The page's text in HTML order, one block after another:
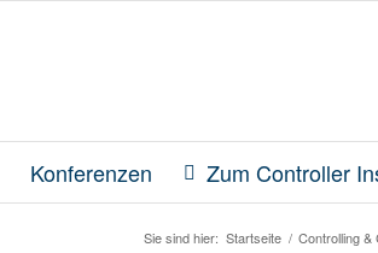
Konferenzen Zum Controller
Sie sind hier: Startseite / Controlling &